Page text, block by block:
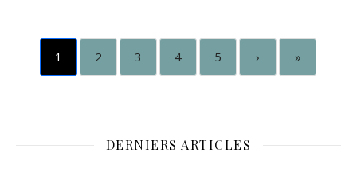
1 2 3 4 5 › »
DERNIERS ARTICLES